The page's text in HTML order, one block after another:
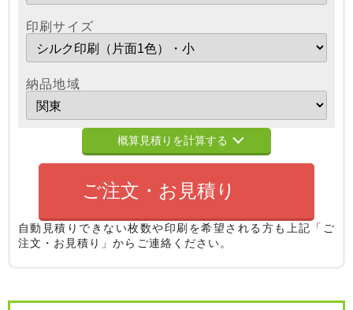
印刷サイズ
納品地域
概算見積りを計算する
ご注文・お見積り
自動見積りできない枚数や印刷を希望される方も
上記「ご
注文・お見積り」からご連絡ください。